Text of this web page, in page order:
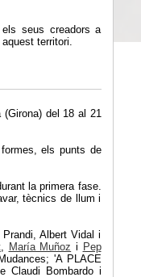
seus creadors a
territori.
del 18 al 21
els punts de
la primera fase.
tècnics de llum i
Albert Vidal i
, María Muñoz i Pep
'A PLACE
Claudi Bombardo i